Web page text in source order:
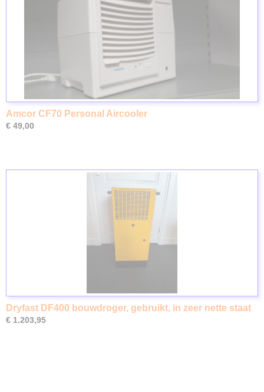
Amcor CF70 Personal Aircooler
€ 49,00
Dryfast DF400 bouwdroger, gebruikt, in zeer nette staat
€ 1.203,95